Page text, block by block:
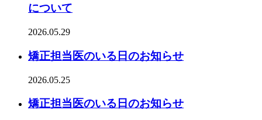
について
2026.05.29
矯正担当医のいる日のお知らせ
2026.05.25
矯正担当医のいる日のお知らせ